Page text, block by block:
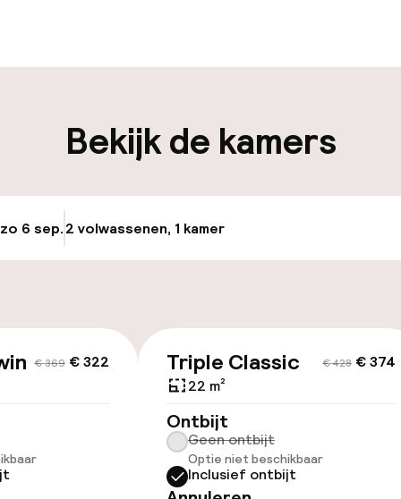
op eigen
Openbaar
Bekijk de kamers
6 sep.2 volwassenen, 1 kamer
€ 369 € 322
Classic € 428 € 374
Triple Classic
22 m²
Ontbijt
Geen ontbijt
Optie niet beschikbaar
Inclusief ontbijt